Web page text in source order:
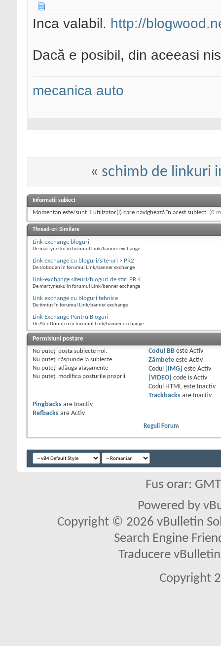
Inca valabil. http://
Dacă e posibil, din aceeasi
mecanica auto
« schimb de linkuri
Informații subiect
Momentan este/sunt 1 utilizator(i) care navighează în acest subiect. (0
Thread-uri Similare
Link exchange bloguri
De martynesku în forumul Link/banner exchange
Link exchange cu bloguri/site-uri > PR2
De slobodan în forumul Link/banner exchange
Link-exchange siteuri/bloguri de stiri PR 4
De martynesku în forumul Link/banner exchange
Link exchange cu bloguri tehnice
De timius în forumul Link/banner exchange
Link Exchange Pentru Bloguri
De Alex Dumitru în forumul Link/banner exchange
Permisiuni postare
Nu puteţi posta subiecte noi.
Nu puteţi răspunde la subiecte
Nu puteţi adăuga ataşamente
Nu puteţi modifica posturile proprii
Codul BBeste Activ
Zâmbeteeste Activ
Codul
[IMG] este Activ
[VIDEO]
code is Activ
Codul HTML este
Inactiv
Trackbacksare
Inactiv
Pingbacks are
Inactiv
Refbacks are Activ
Reguli Forum
Fus orar:
Powered by
Copyright © 2026 vBulletin
Search Engine
Traducere
Copyright